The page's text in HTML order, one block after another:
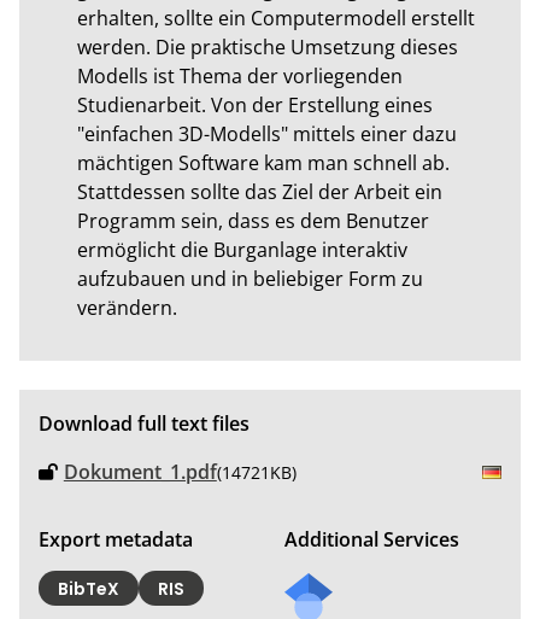
erhalten, sollte ein Computermodell erstellt
werden. Die praktische Umsetzung dieses
Modells ist Thema der vorliegenden
Studienarbeit. Von der Erstellung eines
"einfachen 3D-Modells" mittels einer dazu
mächtigen Software kam man schnell ab.
Stattdessen sollte das Ziel der Arbeit ein
Programm sein, dass es dem Benutzer
ermöglicht die Burganlage interaktiv
aufzubauen und in beliebiger Form zu
verändern.
Download full text files
Dokument_1.pdf(14721KB)
Export metadata
BibTeX RIS
Additional Services